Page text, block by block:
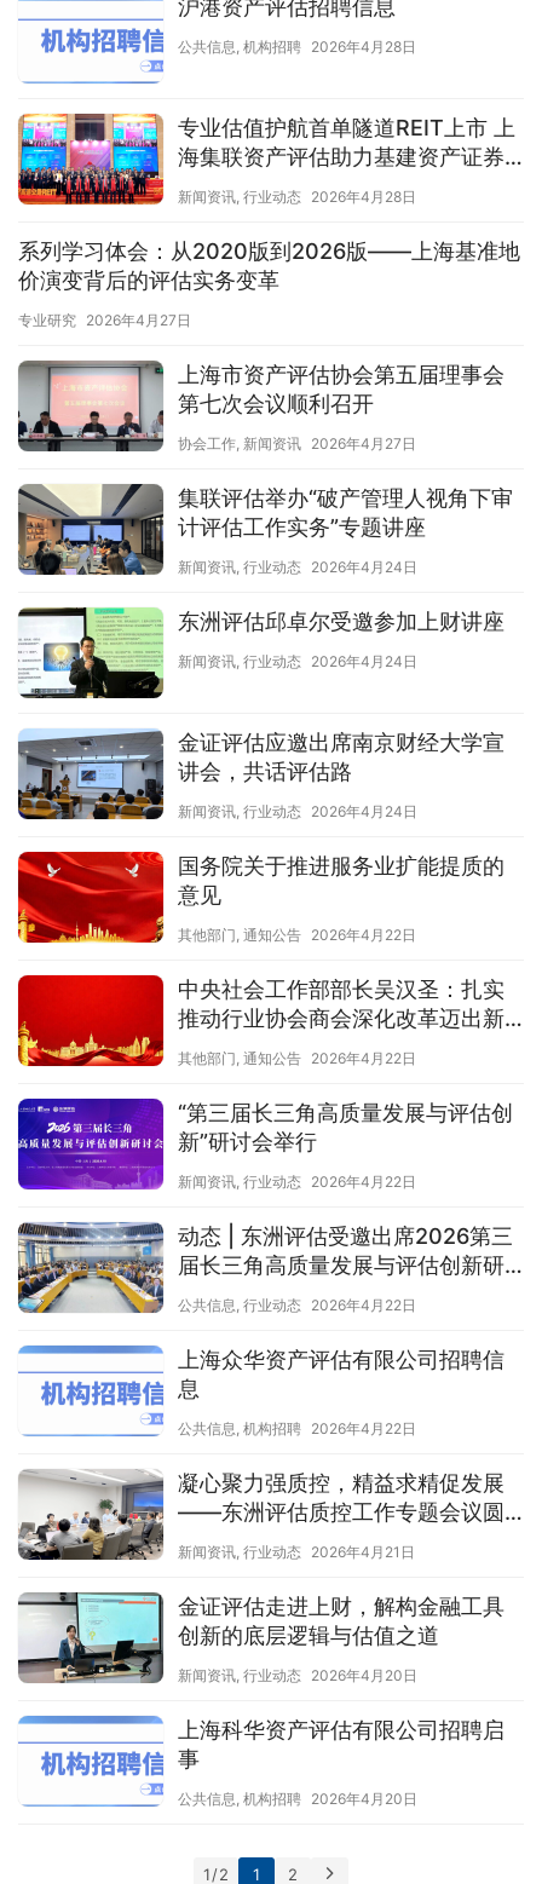
沪港资产评估招聘信息
公共信息, 机构招聘 2026年4月28日
专业估值护航首单隧道REIT上市 上
海集联资产评估助力基建资产证券
化创新
新闻资讯, 行业动态 2026年4月28日
系列学习体会：从2020版到2026版——上海基准地
价演变背后的评估实务变革
专业研究 2026年4月27日
上海市资产评估协会第五届理事会
第七次会议顺利召开
协会工作, 新闻资讯 2026年4月27日
集联评估举办“破产管理人视角下审
计评估工作实务”专题讲座
新闻资讯, 行业动态 2026年4月24日
东洲评估邱卓尔受邀参加上财讲座
新闻资讯, 行业动态 2026年4月24日
金证评估应邀出席南京财经大学宣
讲会，共话评估路
新闻资讯, 行业动态 2026年4月24日
国务院关于推进服务业扩能提质的
意见
其他部门, 通知公告 2026年4月22日
中央社会工作部部长吴汉圣：扎实
推动行业协会商会深化改革迈出新
步伐
其他部门, 通知公告 2026年4月22日
“第三届长三角高质量发展与评估创
新”研讨会举行
新闻资讯, 行业动态 2026年4月22日
动态 | 东洲评估受邀出席2026第三
届长三角高质量发展与评估创新研
讨会
公共信息, 行业动态 2026年4月22日
上海众华资产评估有限公司招聘信
息
公共信息, 机构招聘 2026年4月22日
凝心聚力强质控，精益求精促发展
——东洲评估质控工作专题会议圆
满召开
新闻资讯, 行业动态 2026年4月21日
金证评估走进上财，解构金融工具
创新的底层逻辑与估值之道
新闻资讯, 行业动态 2026年4月20日
上海科华资产评估有限公司招聘启
事
公共信息, 机构招聘 2026年4月20日
1 / 2 1 2